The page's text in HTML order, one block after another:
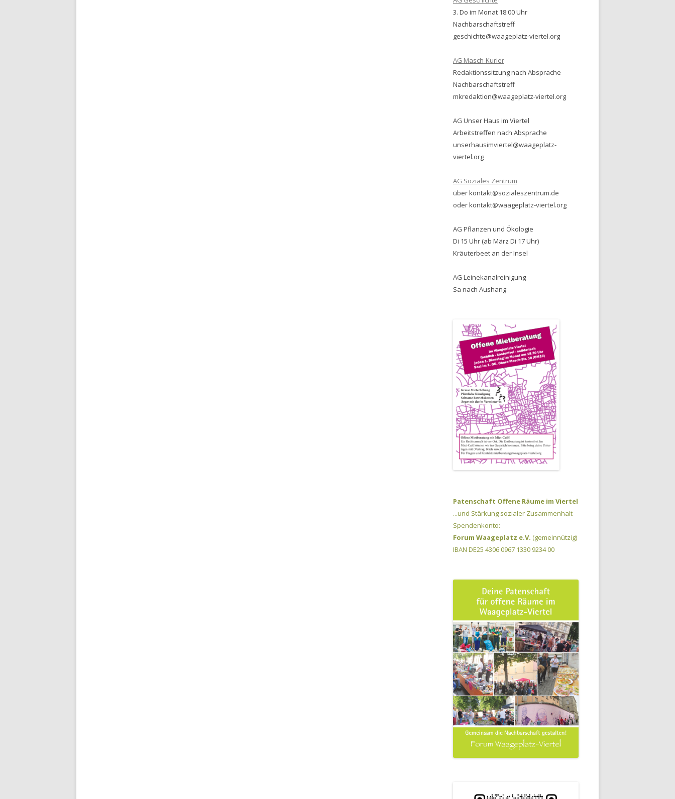
3. Do im Monat 18:00 Uhr
Nachbarschaftstreff
geschichte@waageplatz-viertel.org
AG Masch-Kurier
Redaktionssitzung nach Absprache
Nachbarschaftstreff
mkredaktion@waageplatz-viertel.org
AG Unser Haus im Viertel
Arbeitstreffen nach Absprache
unserhausimviertel@waageplatz-
viertel.org
AG Soziales Zentrum
über kontakt@sozialeszentrum.de
oder kontakt@waageplatz-viertel.org
AG Pflanzen und Ökologie
Di 15 Uhr (ab März Di 17 Uhr)
Kräuterbeet an der Insel
AG Leinekanalreinigung
Sa nach Aushang
Patenschaft Offene Räume im Viertel
...und Stärkung sozialer Zusammenhalt
Spendenkonto:
Forum Waageplatz e.V. (gemeinnützig)
IBAN DE25 4306 0967 1330 9234 00